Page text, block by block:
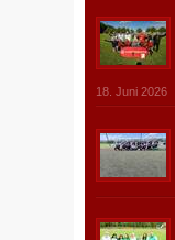
18. Juni 2026